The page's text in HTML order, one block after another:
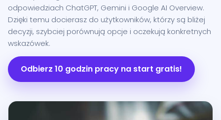
odpowiedziach ChatGPT, Gemini i Google AI Overview.
Dzięki temu docierasz do użytkowników, którzy są bliżej
decyzji, szybciej porównują opcje i oczekują konkretnych
wskazówek.
Odbierz 10 godzin pracy na start gratis!